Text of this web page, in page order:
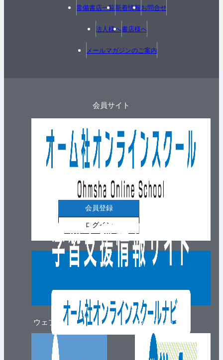
常備書店一覧新着情報お問合せ
法人様へ書店様へ
メールマガジンのご案内
ウェブマガジン
会員サイト
会員登録
ログイン
ウェブショップ